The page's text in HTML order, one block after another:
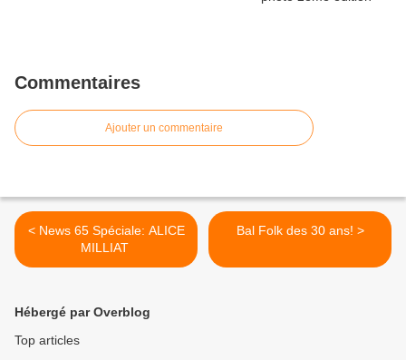
Commentaires
Ajouter un commentaire
< News 65 Spéciale: ALICE
MILLIAT
Bal Folk des 30 ans! >
Hébergé par Overblog
Top articles